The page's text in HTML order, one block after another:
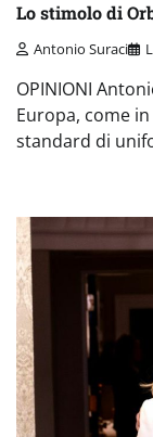
Lo stimolo di
Antonio Suraci
OPINIONI
Europa, come
standard di